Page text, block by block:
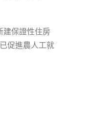
建保證性住房
促進農人工就